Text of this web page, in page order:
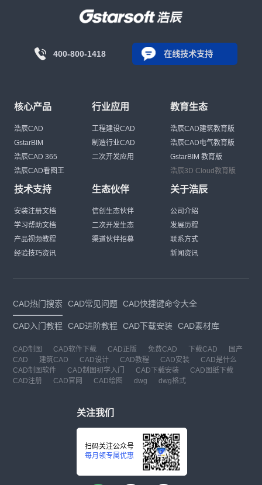
400-800-1418 在线技术支持
核心产品
浩辰CAD
GstarBIM
浩辰CAD 365
浩辰CAD看图王
行业应用
工程建设CAD
制造行业CAD
二次开发应用
教育生态
浩辰CAD建筑教育版
浩辰CAD电气教育版
GstarBIM 教育版
浩辰3D Cloud教育版
技术支持
安装注册文档
学习帮助文档
产品视频教程
经验技巧资讯
生态伙伴
信创生态伙伴
二次开发生态
渠道伙伴招募
关于浩辰
公司介绍
发展历程
联系方式
新闻资讯
CAD热门搜索 CAD常见问题 CAD快捷键命令大全
CAD入门教程 CAD进阶教程 CAD下载安装 CAD素材库
CAD制图 CAD软件下载 CAD正版 免费CAD 下载CAD
国产
CAD
建筑CAD CAD设计 CAD教程 CAD安装
CAD是什么
CAD制图软件
CAD制图初学入门 CAD下载安装
CAD图纸下载
CAD注册
CAD官网 CAD绘图 dwg dwg格式
关注我们
扫码关注公众号
每月领专属优惠